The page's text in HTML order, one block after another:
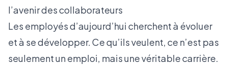
l’avenir des collaborateurs
Les employés d’aujourd’hui cherchent à évoluer
et à se développer. Ce qu’ils veulent, ce n’est pas
seulement un emploi, mais une véritable carrière.